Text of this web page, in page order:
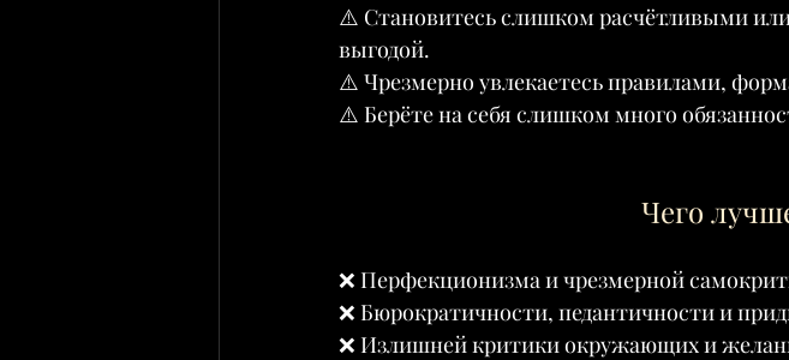
⚠️ Становитесь слишком расчётливыми
выгодой.
⚠️ Чрезмерно увлекаетесь правилами,
⚠️ Берёте на себя слишком много
Чего
❌ Перфекционизма и чрезмерной
❌ Бюрократичности, педантичности и
❌ Излишней критики окружающих и